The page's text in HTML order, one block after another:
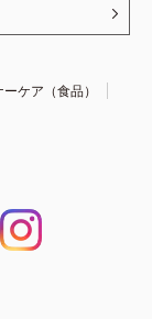
ケア（食品）